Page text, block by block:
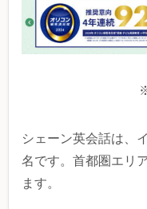
シェーン英会話は、
名です。首都圏エリ
ます。